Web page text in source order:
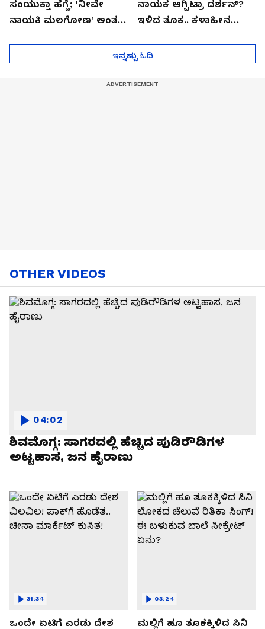
ಸಂಯುಕ್ತಾ ಹೆಗ್ಡೆ; 'ನೀವೇ
ನಾಯಕಿ ಮಲಗೋಣ' ಅಂತ
ನಾಯಕ ಆಗ್ಬಿಟ್ರಾ ದರ್ಶನ್?
ಇಳಿದ ತೂಕ.. ಕಳಾಹೀನ
ಇನ್ನಷ್ಟು ಓದಿ
OTHER VIDEOS
ಶಿವಮೊಗ್ಗ: ಸಾಗರದಲ್ಲಿ ಹೆಚ್ಚಿದ ಪುಡಿರೌಡಿಗಳ
ಅಟ್ಟಹಾಸ, ಜನ ಹೈರಾಣು
04:02
ಒಂದೇ ಏಟಿಗೆ ಎರಡು ದೇಶ
31:34
ಮಲ್ಲಿಗೆ ಹೂ ತೂಕಕ್ಕಿಳಿದ ಸಿನಿ
03:24